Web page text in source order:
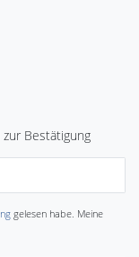
Bestätigung
gelesen habe. Meine